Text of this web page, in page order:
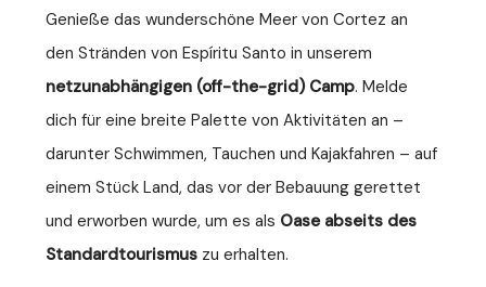
Genieße das wunderschöne Meer von Cortez an
den Stränden von Espíritu Santo in unserem
netzunabhängigen (off-the-grid) Camp. Melde
dich für eine breite Palette von Aktivitäten an –
darunter Schwimmen, Tauchen und Kajakfahren – auf
einem Stück Land, das vor der Bebauung gerettet
und erworben wurde, um es als Oase abseits des
Standardtourismus zu erhalten.